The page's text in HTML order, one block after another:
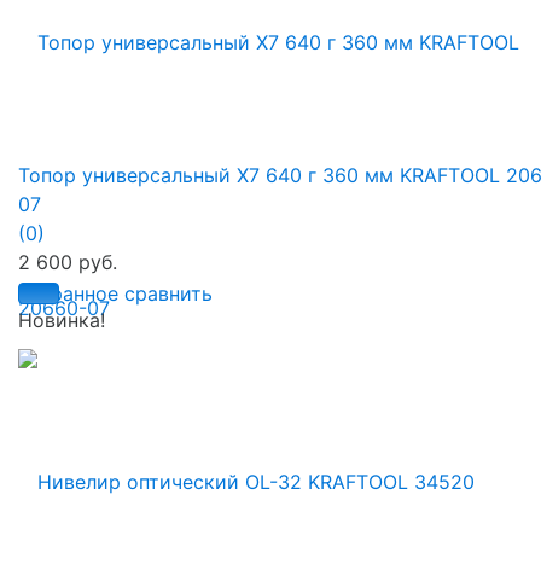
избранное сравнить
Топор универсальный X7 640 г 360 мм KRAFTOOL
07
(0)
2 600 руб.
Новинка!